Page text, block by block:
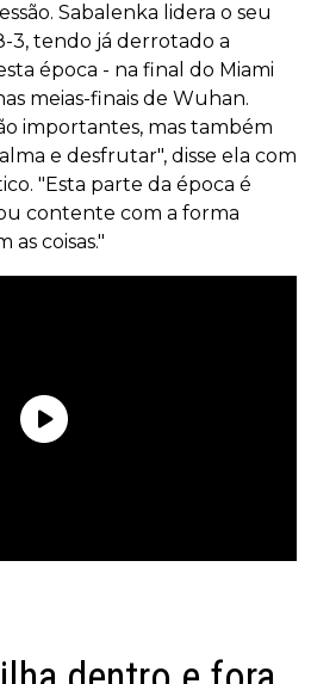
Sabalenka lidera o seu
tendo já derrotado a
época - na final do Miami
meias-finais de Wuhan.
importantes, mas também
e desfrutar", disse ela com
"Esta parte da época é
contente com a forma
as coisas."